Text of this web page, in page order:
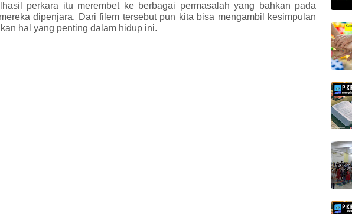
perkara itu merembet ke berbagai permasalah yang bahkan pada
dipenjara. Dari filem tersebut pun kita bisa mengambil kesimpulan
hal yang penting dalam hidup ini.